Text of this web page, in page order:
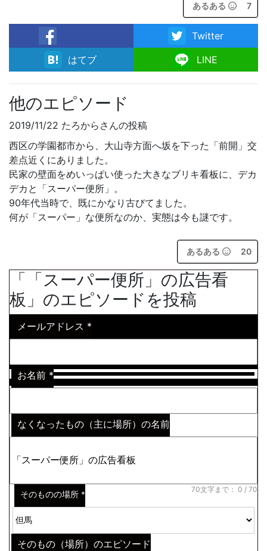
あるある 7
facebook
Twitter
はてブ
LINE
他のエピソード
2019/11/22 たろからさんの投稿
西区の学園都市から、大山寺方面へ坂を下った「前開」交
差点近くにありました。
民家の壁面をめいっぱい使った大きなブリキ看板に、デカ
デカと「スーパー便所」。
90年代当時で、既にかなり古びてました。
何が「スーパー」な便所なのか、実態は今も謎です。
あるある 20
「「スーパー便所」の広告看
板」のエピソードを投稿
メールアドレス *
お名前 *
なくなったもの（主に場所）の名前
70文字まで： 0 / 70
そのものの場所 *
そのもの（場所）のエピソード